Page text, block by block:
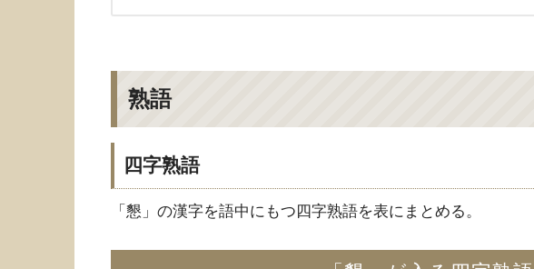
熟語
四字熟語
「懇」の漢字を語中にもつ四字熟語を表にまとめる。